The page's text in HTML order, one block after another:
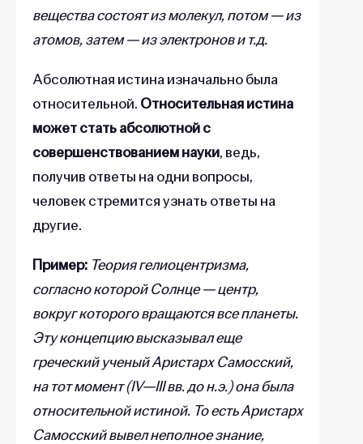
вещества состоят из молекул, потом — из
атомов, затем — из электронов и т.д.
Абсолютная истина изначально была
относительной. Относительная истина
может стать абсолютной с
совершенствованием науки, ведь,
получив ответы на одни вопросы,
человек стремится узнать ответы на
другие.
Пример: Теория гелиоцентризма,
согласно которой Солнце — центр,
вокруг которого вращаются все планеты.
Эту концепцию высказывал еще
греческий ученый Аристарх Самосский,
на тот момент (IV—III вв. до н.э.) она была
относительной истиной. То есть Аристарх
Самосский вывел неполное знание,